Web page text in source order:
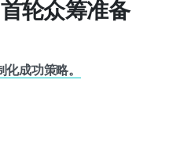
轮众筹准备
成功策略。